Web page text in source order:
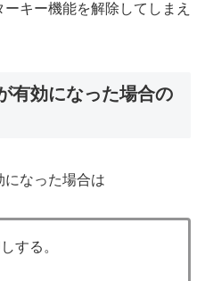
キー機能を解除してしまえ
有効になった場合の
なった場合は
する。